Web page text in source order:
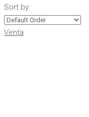
Sort by:
Venta